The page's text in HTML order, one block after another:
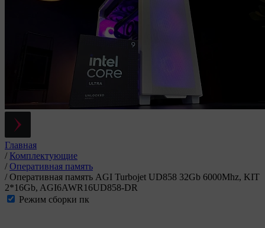
Главная
/ Комплектующие
/ Оперативная память
/ Оперативная память AGI Turbojet UD858 32Gb 6000Mhz, KIT
2*16Gb, AGI6AWR16UD858-DR
Режим сборки пк